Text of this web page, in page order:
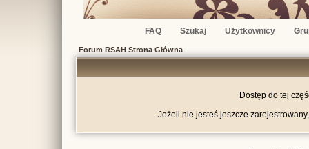
FAQ Szukaj Użytkownicy
Forum RSAH Strona Główna
Dostęp do tej
Jeżeli nie jesteś jeszcze